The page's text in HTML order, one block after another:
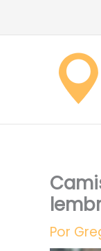
para
conteúdo
Por